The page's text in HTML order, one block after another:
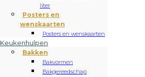
liter
Posters en
wenskaarten
Posters en wenskaarten
Keukenhulpen
Bakken
Bakvormen
Bakgereedschap